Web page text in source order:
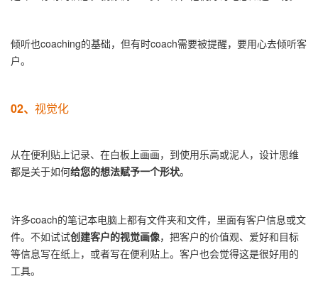
倾听也coaching的基础，但有时coach需要被提醒，要用心去倾听客
户。
02、 视觉化
从在便利贴上记录、在白板上画画，到使用乐高或泥人，设计思维
都是关于如何给您的想法赋予一个形状。
许多coach的笔记本电脑上都有文件夹和文件，里面有客户信息或文
件。不如试试创建客户的视觉画像，把客户的价值观、爱好和目标
等信息写在纸上，或者写在便利贴上。客户也会觉得这是很好用的
工具。